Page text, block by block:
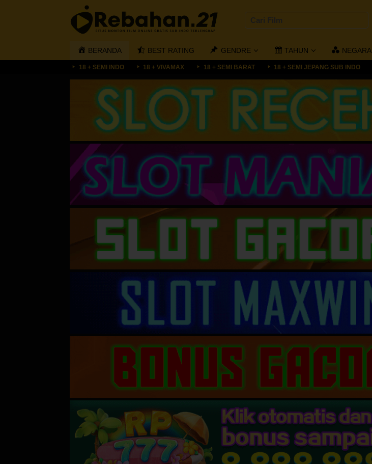
BERANDA BEST RATING GENDRE TAHUN NEGARA
18 + SEMI INDO 18 + VIVAMAX 18 + SEMI BARAT 18 + SEMI JEPANG SUB INDO